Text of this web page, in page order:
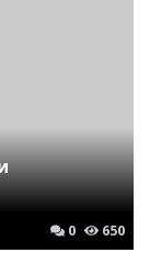
0 650